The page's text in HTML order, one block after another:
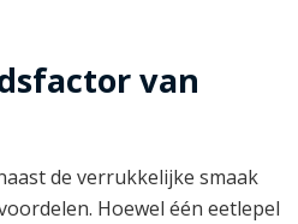
van
de verrukkelijke smaak
Hoewel één eetlepel